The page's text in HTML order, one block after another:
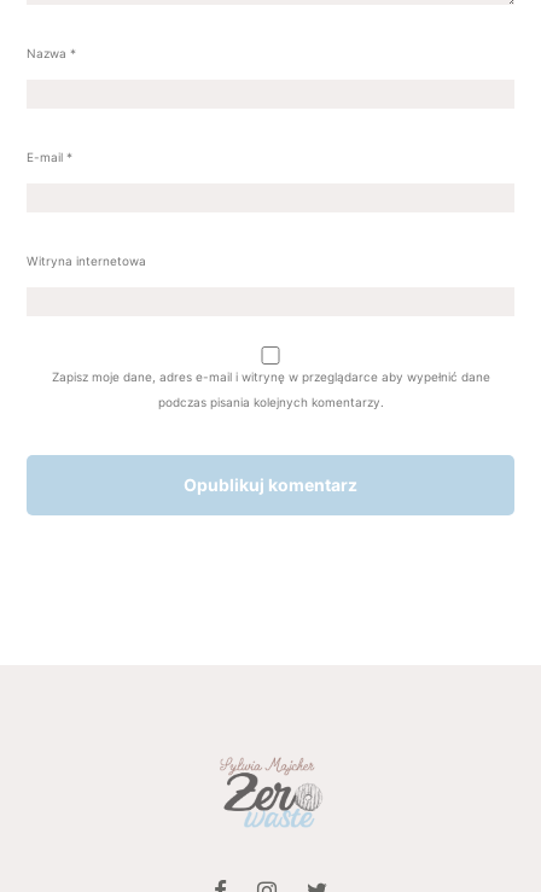
Nazwa *
E-mail *
Witryna internetowa
Zapisz moje dane, adres e-mail i witrynę w przeglądarce aby wypełnić dane
podczas pisania kolejnych komentarzy.